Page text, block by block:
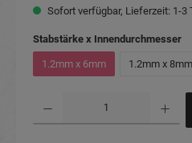
Sofort verfügbar, Lieferzeit: 1-3
Stabstärke x Innendurchmesser
1.2mm x 6mm 1.2mm x 8mm